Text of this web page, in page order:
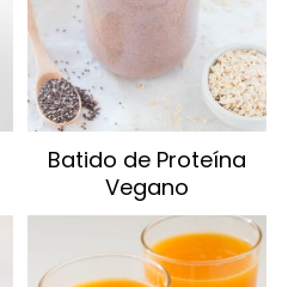
Batido de Proteína
Vegano